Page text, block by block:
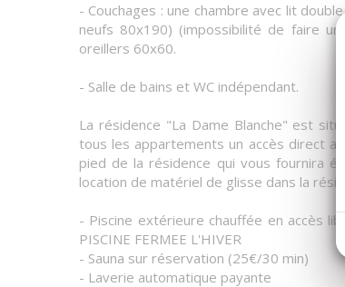
- Couchages : une chambre avec lit
neufs 80x190) (impossibilité de faire
oreillers 60x60.
- Salle de bains et WC indépendant.
La résidence "La Dame Blanche" est
tous les appartements un accès direct
pied de la résidence qui vous fournira
location de matériel de glisse dans la
- Piscine extérieure chauffée en accès
PISCINE FERMEE L'HIVER
- Sauna sur réservation (25€/30 min)
- Laverie automatique payante